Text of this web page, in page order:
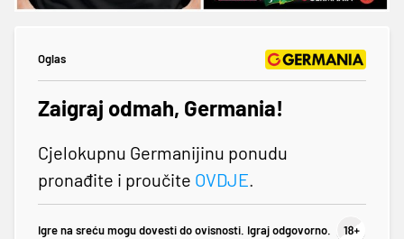
Oglas
Zaigraj odmah, Germania!
Cjelokupnu Germanijinu ponudu
pronađite i proučite OVDJE
Igre na sreću mogu dovesti do ovisnosti. Igraj odgovorno.